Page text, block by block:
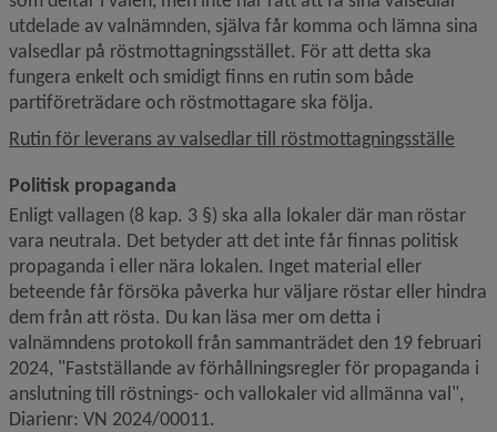
utdelade av valnämnden, själva får komma och lämna sina
valsedlar på röstmottagningsstället. För att detta ska
fungera enkelt och smidigt finns en rutin som både
partiföreträdare och röstmottagare ska följa.
Rutin för leverans av valsedlar till röstmottagningsställe
Politisk propaganda
Enligt vallagen (8 kap. 3 §) ska alla lokaler där man röstar
vara neutrala. Det betyder att det inte får finnas politisk
propaganda i eller nära lokalen. Inget material eller
beteende får försöka påverka hur väljare röstar eller hindra
dem från att rösta. Du kan läsa mer om detta i
valnämndens protokoll från sammanträdet den 19 februari
2024, "Fastställande av förhållningsregler för propaganda i
anslutning till röstnings- och vallokaler vid allmänna val",
Diarienr: VN 2024/00011.